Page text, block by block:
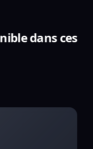
dans ces